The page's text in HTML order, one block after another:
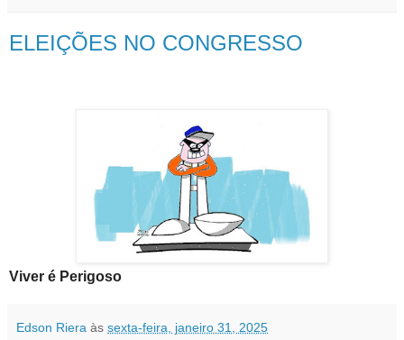
ELEIÇÕES NO CONGRESSO
Viver é Perigoso
Edson Riera às sexta-feira, janeiro 31, 2025